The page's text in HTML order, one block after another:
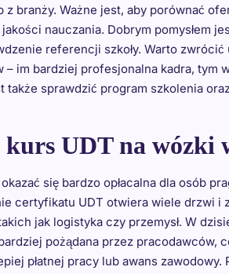
branży. Ważne jest, aby porównać
nauczania. Dobrym pomysłem
referencji szkoły. Warto
im bardziej profesjonalna kadra, tym
sprawdzić program szkolenia
UDT na wózki
się bardzo opłacalna dla osób
certyfikatu UDT otwiera wiele drzwi i
jak logistyka czy przemysł. W
pożądana przez pracodawców,
płatnej pracy lub awans